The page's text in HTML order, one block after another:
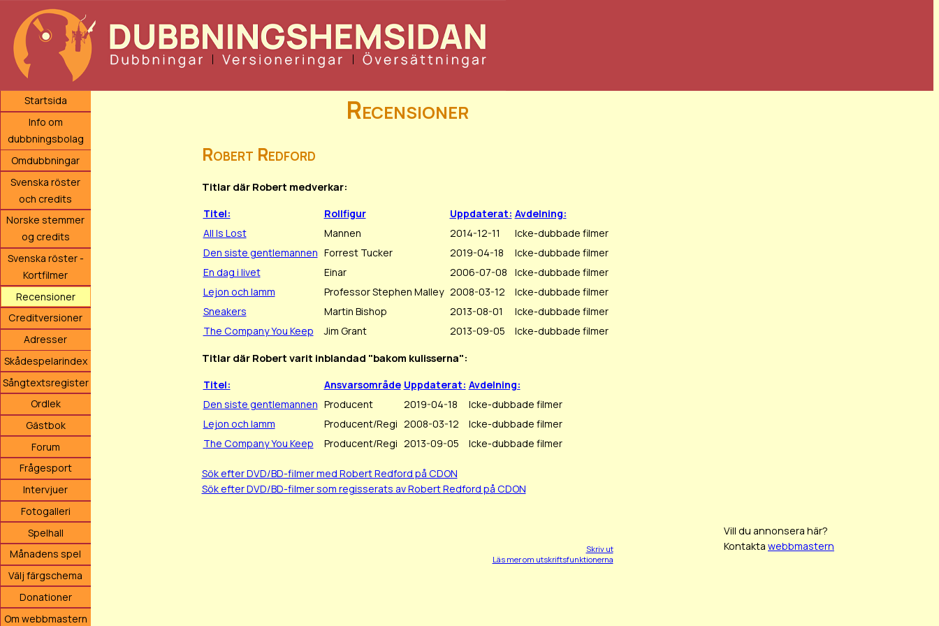
Startsida
Info om
dubbningsbolag
Omdubbningar
Svenska röster
och credits
Norske stemmer
og credits
Svenska röster -
Kortfilmer
Recensioner
Creditversioner
Adresser
Skådespelarindex
Sångtextsregister
Ordlek
Gästbok
Forum
Frågesport
Intervjuer
Fotogalleri
Spelhall
Månadens spel
Välj färgschema
Donationer
Om webbmastern
Recensioner
Robert Redford
Titlar där Robert medverkar:
Titel: Rollfigur Uppdaterat: Avdelning:
All Is Lost
Mannen 2014-12-11
Icke-dubbade filmer
Den siste gentlemannen Forrest Tucker 2019-04-18
Icke-dubbade filmer
En dag i livet
Einar 2006-07-08
Icke-dubbade filmer
Lejon och lamm
Professor Stephen Malley 2008-03-12
Icke-dubbade filmer
Sneakers
Martin Bishop 2013-08-01
Icke-dubbade filmer
The Company You Keep
Jim Grant 2013-09-05 Icke-dubbade filmer
Titlar där Robert varit inblandad "bakom kulisserna":
Titel: Ansvarsområde Uppdaterat: Avdelning:
Den siste gentlemannen Producent 2019-04-18
Icke-dubbade filmer
Lejon och lamm
Producent/Regi 2008-03-12
Icke-dubbade filmer
The Company You Keep
Producent/Regi 2013-09-05 Icke-dubbade filmer
Sök efter DVD/BD-filmer med Robert Redford på CDON
Sök efter DVD/BD-filmer som regisserats av Robert Redford på CDON
Skriv ut
Läs mer om utskriftsfunktionerna
Vill du annonsera här?
Kontakta webbmastern